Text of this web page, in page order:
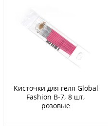
Кисточки для геля Global
Fashion B-7, 8 шт,
розовые